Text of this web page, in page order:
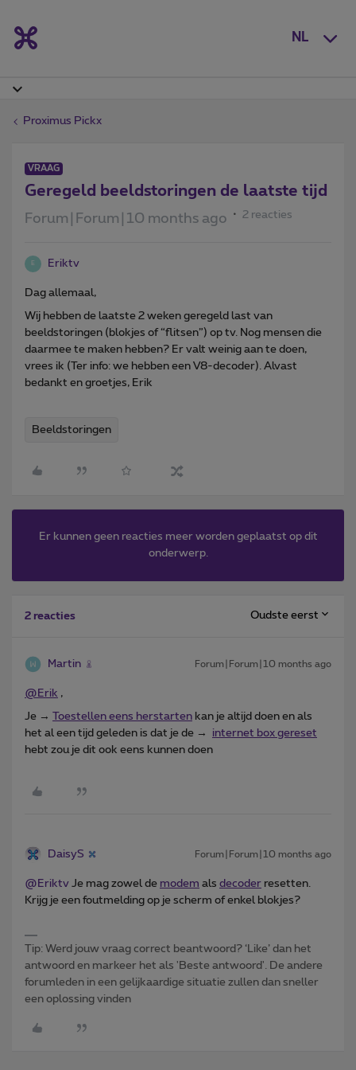
NL
Proximus Pickx
VRAAG
Geregeld beeldstoringen de laatste tijd
Forum|Forum|10 months ago 2 reacties
E Eriktv
Dag allemaal,
Wij hebben de laatste 2 weken geregeld last van
beeldstoringen (blokjes of “flitsen”) op tv. Nog mensen die
daarmee te maken hebben? Er valt weinig aan te doen,
vrees ik (Ter info: we hebben een V8-decoder). Alvast
bedankt en groetjes, Erik
Beeldstoringen
Er kunnen geen reacties meer worden geplaatst op dit
onderwerp.
2 reacties Oudste eerst
Martin Forum|Forum|10 months ago
@Erik ,
Je → Toestellen eens herstarten kan je altijd doen en als
het al een tijd geleden is dat je de → internet box gereset
hebt zou je dit ook eens kunnen doen
DaisyS Forum|Forum|10 months ago
@Eriktv Je mag zowel de modem als decoder resetten.
Krijg je een foutmelding op je scherm of enkel blokjes?
Tip: Werd jouw vraag correct beantwoord? ‘Like’ dan het
antwoord en markeer het als 'Beste antwoord'. De andere
forumleden in een gelijkaardige situatie zullen dan sneller
een oplossing vinden